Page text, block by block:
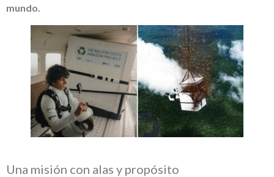
mundo.
Una misión con alas y propósito